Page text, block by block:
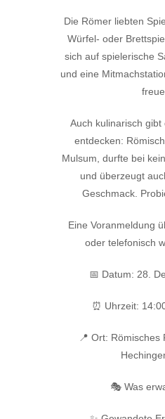
Die Römer liebten
Würfel- oder
sich auf spielerische
und eine
Auch kulinarisch gibt
entdecken:
Mulsum, durfte bei
und überzeugt
Geschmack.
Eine Voranmeldung
oder telefonisch
📅 Datum: 28.
⏰ Uhrzeit:
📍 Ort: Römisches
🎭 Was